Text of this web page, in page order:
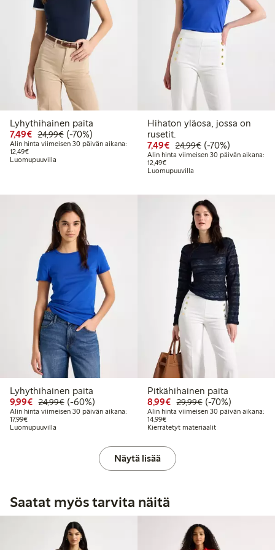
Lyhythihainen paita
7,49€ Alennettu hinta: 7,49 €
24,99€Normaalihinta: 24,99 €
70% alennus
(-70%)
Alin hinta viimeisen 30 päivän aikana:
12,49€Alin hinta viimeisen 30 päivän aikana: 12,49 €
Luomupuuvilla
Hihaton yläosa, jossa on
rusetit.
7,49€ Alennettu hinta: 7,49 €
24,99€Normaalihinta:
70% alennus
(-70%)
Alin hinta viimeisen 30 päivän aikana:
12,49€Alin hinta viimeisen 30 päivän
Luomupuuvilla
Lyhythihainen paita
9,99€ Alennettu hinta: 9,99 €
24,99€Normaalihinta: 24,99 €
60% alennus
(-60%)
Alin hinta viimeisen 30 päivän aikana:
17,99€Alin hinta viimeisen 30 päivän aikana: 17,99 €
Luomupuuvilla
Pitkähihainen paita
8,99€ Alennettu hinta: 8,99 €
29,99€Normaalihinta:
70% alennus
(-70%)
Alin hinta viimeisen 30 päivän aikana:
14,99€Alin hinta viimeisen 30 päivän
Kierrätetyt materiaalit
Näytä lisää
Saatat myös tarvita näitä